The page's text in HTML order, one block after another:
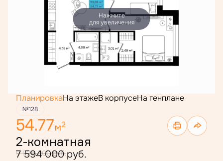
Нажмите
для увеличения
ПланировкаНа этажеВ корпусеНа генплане
№128
54.77м2
2-комнатная
9 926 000 руб.
7 594 000 руб.